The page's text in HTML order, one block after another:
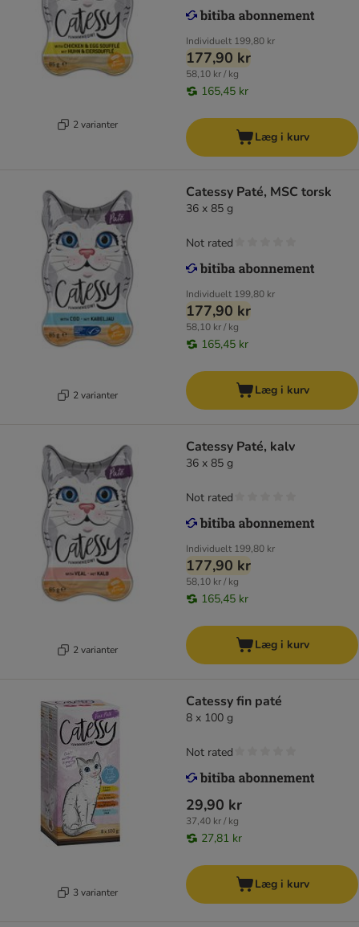
2 varianter
Individuelt 199,80 kr
177,90 kr
58,10 kr / kg
165,45 kr
Læg i kurv
2 varianter
Catessy Paté, MSC torsk
36 x 85 g
Individuelt 199,80 kr
177,90 kr
58,10 kr / kg
165,45 kr
Not rated
Læg i kurv
2 varianter
Catessy Paté, kalv
36 x 85 g
Individuelt 199,80 kr
177,90 kr
58,10 kr / kg
165,45 kr
Not rated
Læg i kurv
3 varianter
Catessy fin paté
8 x 100 g
29,90 kr
37,40 kr / kg
27,81 kr
Not rated
Læg i kurv